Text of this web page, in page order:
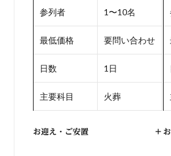
参列者 1〜10名
最低価格 要問い合わせ
日数 1日
主要科目 火葬
お迎え・ご安置 +